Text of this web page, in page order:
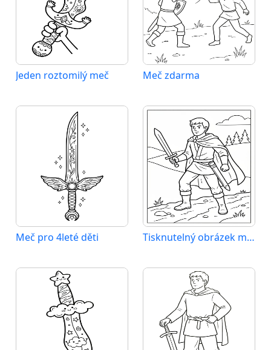
Jeden roztomilý meč Meč zdarma
Meč pro 4leté děti Tisknutelný obrázek meče